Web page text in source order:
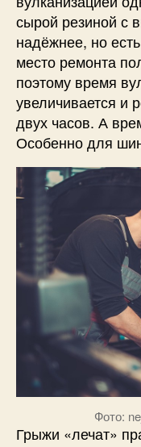
сырой резиной с
надёжнее, но
место ремонта
поэтому время
увеличивается и
двух часов. А
Особенно для
Фото:
Грыжи «лечат»